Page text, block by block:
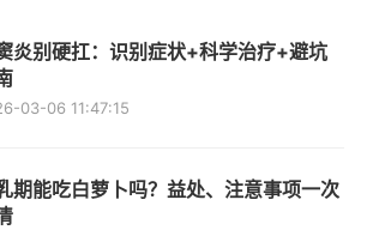
炎别硬扛：识别症状+科学治疗+避坑
03-06 11:47:15
期能吃白萝卜吗？益处、注意事项一次